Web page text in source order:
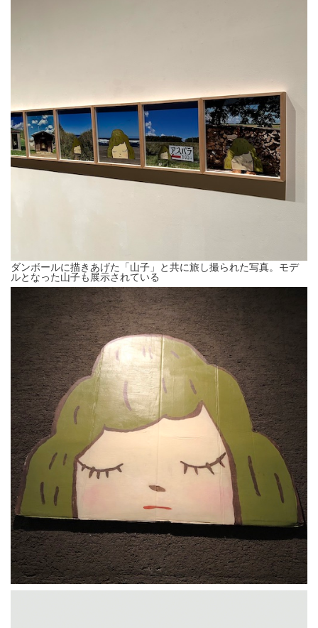
ダンボールに描きあげた「山子」と共に旅し撮られた写真。モデ
ルとなった山子も展示されている